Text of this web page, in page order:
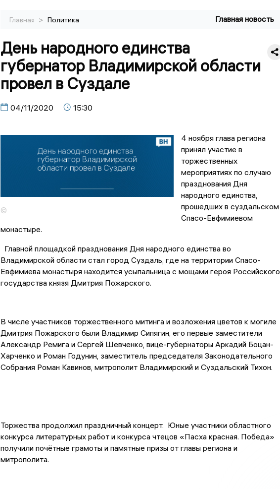
Главная > Политика Главная новость
День народного единства
губернатор Владимирской области
провел в Суздале
04/11/2020 15:30
©
4 ноября глава региона
принял участие в
торжественных
мероприятиях по случаю
празднования Дня
народного единства,
прошедших в суздальском
Спасо-Евфимиевом
монастыре.
Главной площадкой празднования Дня народного единства во
Владимирской области стал город Суздаль, где на территории Спасо-
Евфимиева монастыря находится усыпальница с мощами героя Российского
государства князя Дмитрия Пожарского.
В числе участников торжественного митинга и возложения цветов к могиле
Дмитрия Пожарского были Владимир Сипягин, его первые заместители
Александр Ремига и Сергей Шевченко, вице-губернаторы Аркадий Боцан-
Харченко и Роман Годунин, заместитель председателя Законодательного
Собрания Роман Кавинов, митрополит Владимирский и Суздальский Тихон.
Торжества продолжил праздничный концерт. Юные участники областного
конкурса литературных работ и конкурса чтецов «Пасха красная. Победа»
получили почётные грамоты и памятные призы от главы региона и
митрополита.